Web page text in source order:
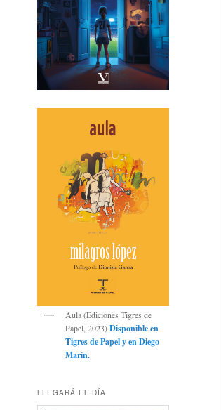
Aula (Ediciones Tigres de
Papel, 2023)Disponible en
Tigres de Papely enDiego
Marín.
LLEGARÁ EL DÍA